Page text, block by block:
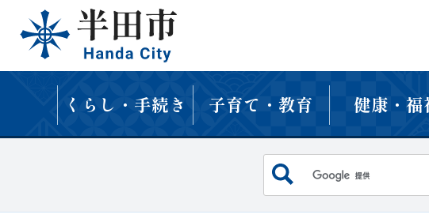
くらし・手続き 子育て・教育 健康・福